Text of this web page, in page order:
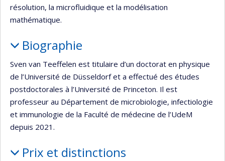
résolution, la microfluidique et la modélisation
mathématique.
Biographie
Sven van Teeffelen est titulaire d’un doctorat en physique
de l’Université de Düsseldorf et a effectué des études
postdoctorales à l’Université de Princeton. Il est
professeur au Département de microbiologie, infectiologie
et immunologie de la Faculté de médecine de l’UdeM
depuis 2021.
Prix et distinctions